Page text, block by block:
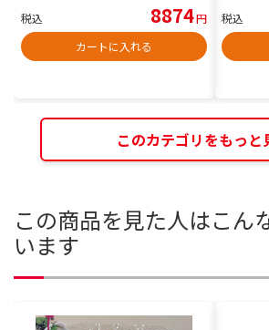
税込 8874円
カートに入れる
税込
このカテゴリをもっと
この商品を見た人はこん
います